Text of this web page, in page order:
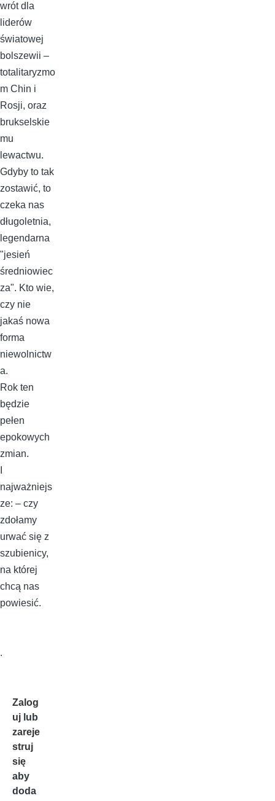
wrót dla
liderów
światowej
bolszewii –
totalitaryzmo
m Chin i
Rosji, oraz
brukselskie
mu
lewactwu.
Gdyby to tak
zostawić, to
czeka nas
długoletnia,
legendarna
"jesień
średniowiec
za". Kto wie,
czy nie
jakaś nowa
forma
niewolnictw
a.
Rok ten
będzie
pełen
epokowych
zmian.
najważniejs
ze: – czy
zdołamy
urwać się z
szubienicy,
na której
chcą nas
powiesić.
.
Zalog
uj lub
zareje
struj
się
aby
doda